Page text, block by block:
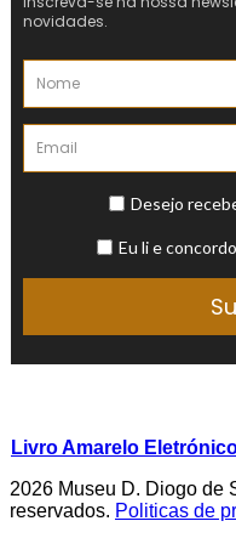
Livro Amarelo
2026 Museu D. Diogo de
reservados. Politicas de